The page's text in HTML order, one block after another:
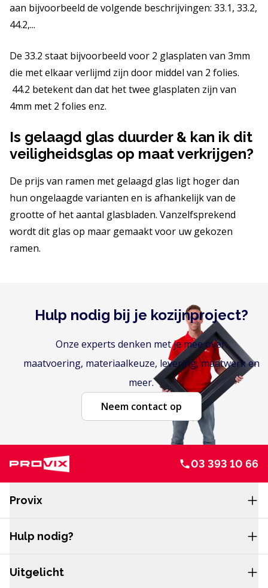
aan bijvoorbeeld de volgende beschrijvingen: 33.1, 33.2,
44.2,...
De 33.2 staat bijvoorbeeld voor 2 glasplaten van 3mm
die met elkaar verlijmd zijn door middel van 2 folies.
44.2 betekent dan dat het twee glasplaten zijn van
4mm met 2 folies enz.
Is gelaagd glas duurder & kan ik dit
veiligheidsglas op maat verkrijgen?
De prijs van ramen met gelaagd glas ligt hoger dan
hun ongelaagde varianten en is afhankelijk van de
grootte of het aantal glasbladen. Vanzelfsprekend
wordt dit glas op maar gemaakt voor uw gekozen
ramen.
Hulp nodig bij je kozijnproject?
Onze experts denken met je mee over:
maatvoering, materiaalkeuze, levering, maatwerk en
meer.
Neem contact op
03 393 10 66
Provix
Hulp nodig?
Uitgelicht